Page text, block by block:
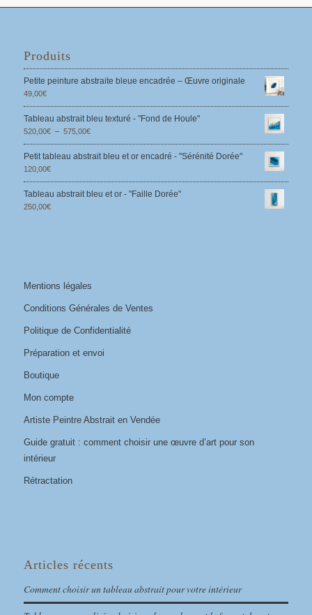
Produits
Petite peinture abstraite bleue encadrée – Œuvre originale
49,00€
Tableau abstrait bleu texturé - "Fond de Houle"
520,00€ – 575,00€
Petit tableau abstrait bleu et or encadré - "Sérénité Dorée"
120,00€
Tableau abstrait bleu et or - "Faille Dorée"
250,00€
Mentions légales
Conditions Générales de Ventes
Politique de Confidentialité
Préparation et envoi
Boutique
Mon compte
Artiste Peintre Abstrait en Vendée
Guide gratuit : comment choisir une œuvre d’art pour son
intérieur
Rétractation
Articles récents
Comment choisir un tableau abstrait pour votre intérieur